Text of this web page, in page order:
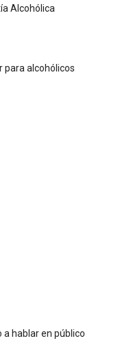
Alcohólica
para alcohólicos
a hablar en público